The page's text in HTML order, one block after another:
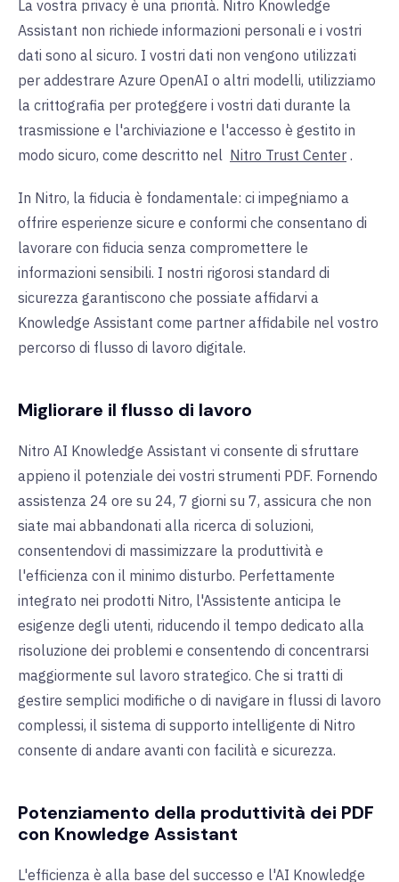
La vostra privacy è una priorità. Nitro Knowledge
Assistant non richiede informazioni personali e i vostri
dati sono al sicuro. I vostri dati non vengono utilizzati
per addestrare Azure OpenAI o altri modelli, utilizziamo
la crittografia per proteggere i vostri dati durante la
trasmissione e l'archiviazione e l'accesso è gestito in
modo sicuro, come descritto nel Nitro Trust Center .
In Nitro, la fiducia è fondamentale: ci impegniamo a
offrire esperienze sicure e conformi che consentano di
lavorare con fiducia senza compromettere le
informazioni sensibili. I nostri rigorosi standard di
sicurezza garantiscono che possiate affidarvi a
Knowledge Assistant come partner affidabile nel vostro
percorso di flusso di lavoro digitale.
Migliorare il flusso di lavoro
Nitro AI Knowledge Assistant vi consente di sfruttare
appieno il potenziale dei vostri strumenti PDF. Fornendo
assistenza 24 ore su 24, 7 giorni su 7, assicura che non
siate mai abbandonati alla ricerca di soluzioni,
consentendovi di massimizzare la produttività e
l'efficienza con il minimo disturbo. Perfettamente
integrato nei prodotti Nitro, l'Assistente anticipa le
esigenze degli utenti, riducendo il tempo dedicato alla
risoluzione dei problemi e consentendo di concentrarsi
maggiormente sul lavoro strategico. Che si tratti di
gestire semplici modifiche o di navigare in flussi di lavoro
complessi, il sistema di supporto intelligente di Nitro
consente di andare avanti con facilità e sicurezza.
Potenziamento della produttività dei PDF
con Knowledge Assistant
L'efficienza è alla base del successo e l'AI Knowledge